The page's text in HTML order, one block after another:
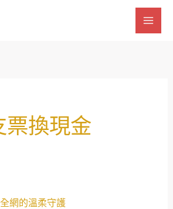
票換現金
網的溫柔守護